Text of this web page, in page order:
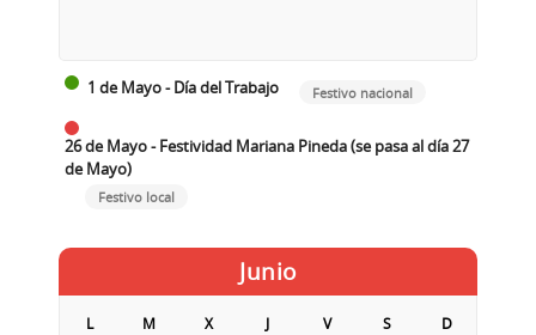
1 de Mayo - Día del Trabajo Festivo nacional
26 de Mayo - Festividad Mariana Pineda (se pasa al día 27
de Mayo)
Festivo local
Junio
L M X J V S D